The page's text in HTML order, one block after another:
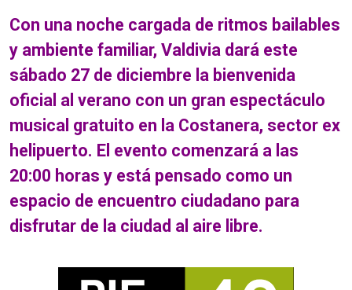
Con una noche cargada de ritmos bailables
y ambiente familiar, Valdivia dará este
sábado 27 de diciembre la bienvenida
oficial al verano con un gran espectáculo
musical gratuito en la Costanera, sector ex
helipuerto. El evento comenzará a las
20:00 horas y está pensado como un
espacio de encuentro ciudadano para
disfrutar de la ciudad al aire libre.